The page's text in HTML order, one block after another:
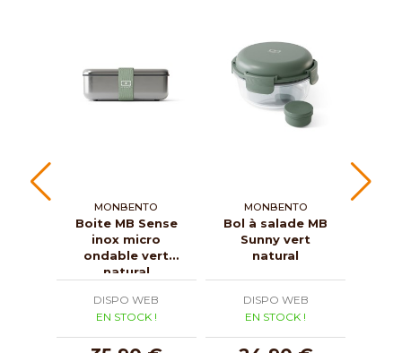
MONBENTO
Boite MB Sense
inox micro
ondable vert
natural
DISPO WEB
EN STOCK !
MONBENTO
Bol à salade MB
Sunny vert
natural
DISPO WEB
EN STOCK !